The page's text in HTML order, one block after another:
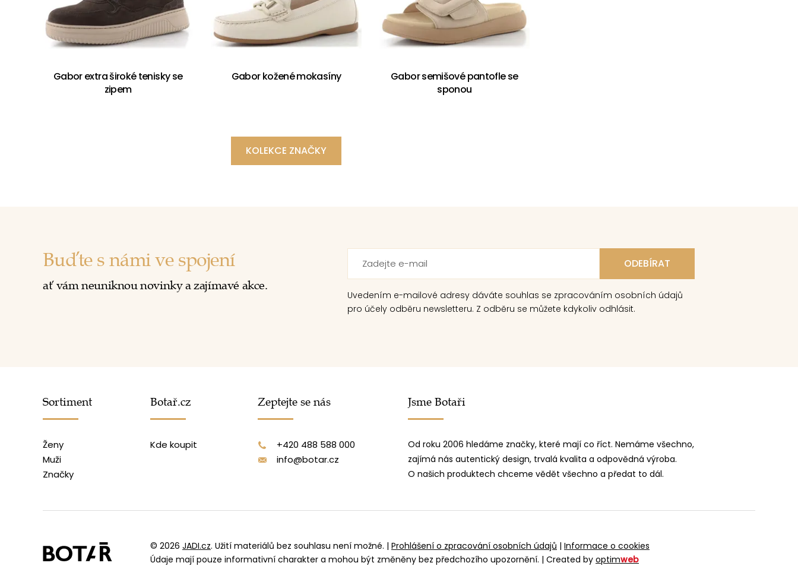
Gabor extra široké tenisky se
zipem
Gabor kožené mokasíny
Gabor semišové pantofle se
sponou
KOLEKCE ZNAČKY
Buďte s námi ve spojení
ať vám neuniknou novinky a zajímavé akce.
Uvedením e-mailové adresy dáváte souhlas se zpracováním osobních údajů
pro účely odběru newsletteru. Z odběru se můžete kdykoliv odhlásit.
Sortiment
Ženy
Muži
Značky
Botař.cz
Kde koupit
Zeptejte se nás
+420 488 588 000
info@botar.cz
Jsme Botaři
Od roku 2006 hledáme značky, které mají co říct. Nemáme všechno,
zajímá nás autentický design, trvalá kvalita a odpovědná výroba.
O našich produktech chceme vědět všechno a předat to dál.
© 2026 JADI.cz. Užití materiálů bez souhlasu není možné. | Prohlášení o zpracování osobních údajů | Informace o cookies
Údaje mají pouze informativní charakter a mohou být změněny bez předchozího upozornění. | Created by optimweb